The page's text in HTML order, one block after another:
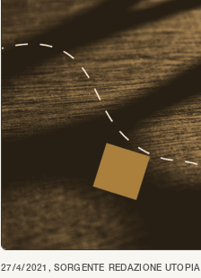
27/4/2021 , SORGENTE REDAZIONE UTOPIA